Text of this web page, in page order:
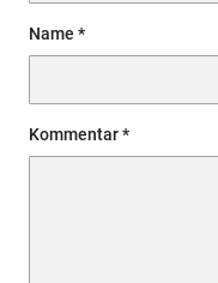
Name
Kommentar